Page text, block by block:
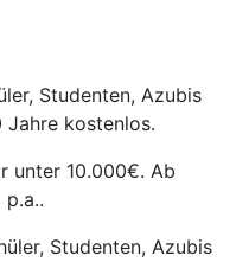
Studenten, Azubis
kostenlos.
unter 10.000€. Ab
Studenten, Azubis